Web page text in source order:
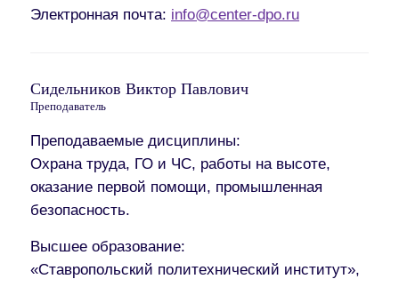
Электронная почта: info@center-dpo.ru
Сидельников Виктор Павлович
Преподаватель
Преподаваемые дисциплины:
Охрана труда, ГО и ЧС, работы на высоте,
оказание первой помощи, промышленная
безопасность.
Высшее образование:
«Ставропольский политехнический институт»,